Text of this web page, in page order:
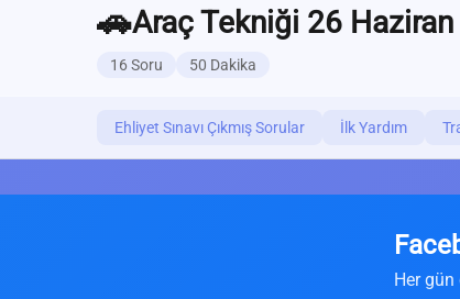
🚗Araç Tekniği 26 Haziran
16 Soru 50 Dakika
Ehliyet Sınavı Çıkmış Sorular İlk Yardım
Her gün